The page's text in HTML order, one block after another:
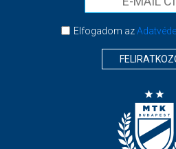
Elfogadom az